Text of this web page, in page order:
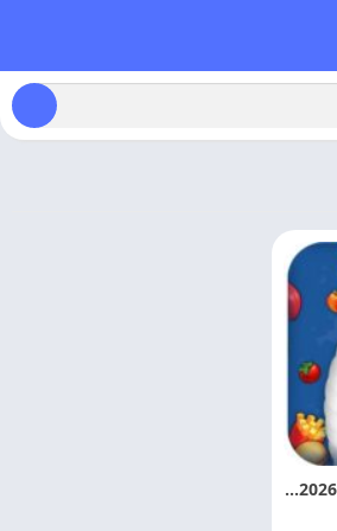
تحميل لعبه الثعبان الجائع 2026 Snake Lite مهكره اخر اصدار